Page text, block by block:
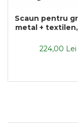
Scaun pentru
metal +
224,00 Lei